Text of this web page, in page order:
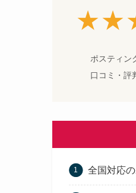
ポスティン
口コミ・評
全国対応